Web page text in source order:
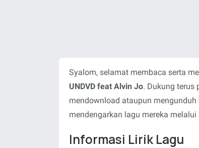
Syalom, selamat membaca serta
UNDVD feat Alvin Jo. Dukung terus
mendownload ataupun
mendengarkan lagu mereka
Informasi Lirik Lagu